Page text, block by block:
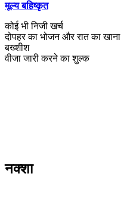
मूल्य बहिष्कृत
कोई भी निजी खर्च
दोपहर का भोजन और रात का खाना
बख्शीश
वीजा जारी करने का शुल्क
नक्शा